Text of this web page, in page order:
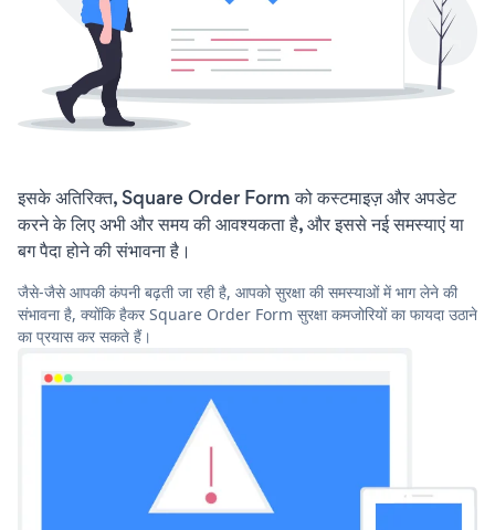
इसके अतिरिक्त, Square Order Form को कस्टमाइज़ और अपडेट
करने के लिए अभी और समय की आवश्यकता है, और इससे नई समस्याएं या
बग पैदा होने की संभावना है।
जैसे-जैसे आपकी कंपनी बढ़ती जा रही है, आपको सुरक्षा की समस्याओं में भाग लेने की
संभावना है, क्योंकि हैकर Square Order Form सुरक्षा कमजोरियों का फायदा उठाने
का प्रयास कर सकते हैं।